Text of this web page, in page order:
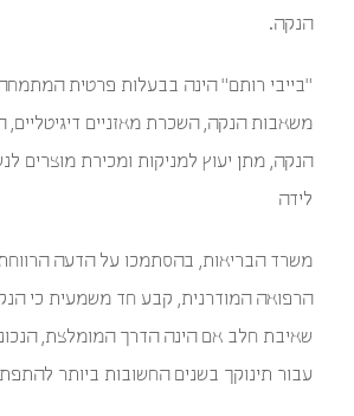
הנקה.
"בייבי רותם" הינה בבעלות פרטית
משאבות הנקה, השכרת מאזניים
הנקה, מתן יעוץ למניקות ומכירת מוצרים
לידה
משרד הבריאות, בהסתמכו על הדעה
הרפואה המודרנית, קבע חד משמעית כי
שאיבת חלב אם הינה הדרך המומלצת,
עבור תינוקך בשנים החשובות ביותר